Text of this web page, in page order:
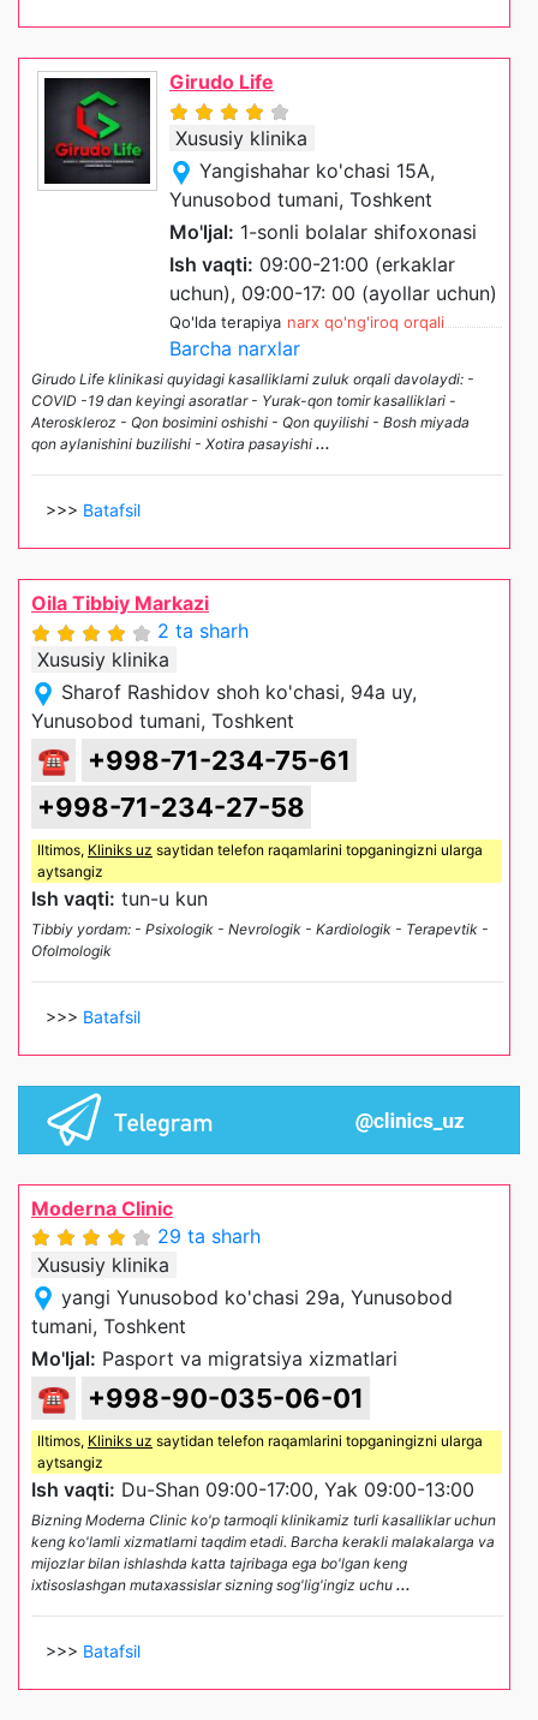
Girudo Life
Xususiy klinika
Yangishahar ko'chasi 15A,
Yunusobod tumani, Toshkent
Mo'ljal: 1-sonli bolalar shifoxonasi
Ish vaqti: 09:00-21:00 (erkaklar
uchun), 09:00-17: 00 (ayollar uchun)
Qo'lda terapiya narx qo'ng'iroq orqali
Barcha narxlar
Girudo Life klinikasi quyidagi kasalliklarni zuluk orqali davolaydi: -
COVID -19 dan keyingi asoratlar - Yurak-qon tomir kasalliklari -
Аteroskleroz - Qon bosimini oshishi - Qon quyilishi - Bosh miyada
qon aylanishini buzilishi - Xotira pasayishi ...
>>> Batafsil
Oila Tibbiy Markazi
2 ta sharh
Xususiy klinika
Sharof Rashidov shoh ko'chasi, 94a uy,
Yunusobod tumani, Toshkent
☎
+998-71-234-75-61
+998-71-234-27-58
Iltimos, Kliniks uz saytidan telefon raqamlarini topganingizni ularga
aytsangiz
Ish vaqti: tun-u kun
Tibbiy yordam: - Psixologik - Nevrologik - Kardiologik - Terapevtik -
Ofolmologik
>>> Batafsil
Moderna Clinic
29 ta sharh
Xususiy klinika
yangi Yunusobod ko'chasi 29a, Yunusobod
tumani, Toshkent
Mo'ljal: Pasport va migratsiya xizmatlari
☎ +998-90-035-06-01
Iltimos, Kliniks uz saytidan telefon raqamlarini topganingizni ularga
aytsangiz
Ish vaqti: Du-Shan 09:00-17:00, Yak 09:00-13:00
Bizning Moderna Clinic ko'p tarmoqli klinikamiz turli kasalliklar uchun
keng ko'lamli xizmatlarni taqdim etadi. Barcha kerakli malakalarga va
mijozlar bilan ishlashda katta tajribaga ega bo'lgan keng
ixtisoslashgan mutaxassislar sizning sog'lig'ingiz uchu ...
>>> Batafsil